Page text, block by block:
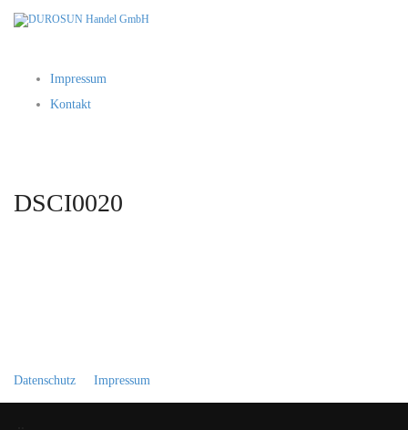
Impressum
Kontakt
DSCI0020
Datenschutz Impressum